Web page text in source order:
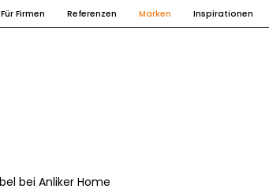
Für Firmen Referenzen Marken Inspirationen